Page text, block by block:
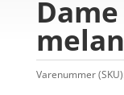
Varenummer